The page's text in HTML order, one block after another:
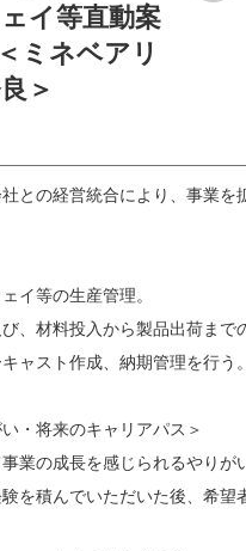
イ等直動案
ミネベアリ
＞
との経営統合により、事業
イ等の生産管理。
、材料投入から製品出荷まで
ャスト作成、納期管理を行う
・将来のキャリアパス＞
業の成長を感じられるやりが
を積んでいただいた後、希